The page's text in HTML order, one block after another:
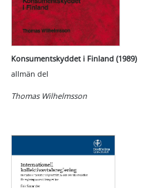
Konsumentskyddet i Finland (1989)
allmän del
Thomas Wilhelmsson